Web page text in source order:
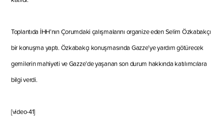
Toplantıda İHH’nın Çorumdaki çalışmalarını organize eden Selim Özkabakçı
bir konuşma yaptı. Özkabakçı konuşmasında Gazze’ye yardım götürecek
gemilerin mahiyeti ve Gazze’de yaşanan son durum hakkında katılımcılara
bilgi verdi.
[video-41]